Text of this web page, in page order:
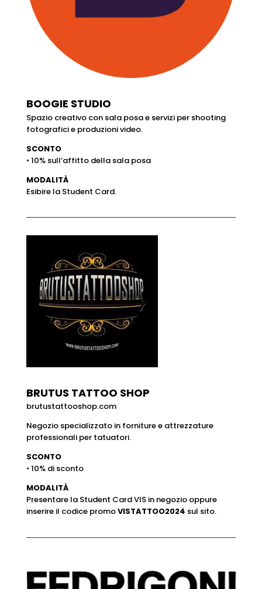
BOOGIE STUDIO
Spazio creativo con sala posa e servizi per shooting
fotografici e produzioni video.
SCONTO
• 10% sull’affitto della sala posa
MODALITÀ
Esibire la Student Card.
BRUTUS TATTOO SHOP
brutustattooshop.com
Negozio specializzato in forniture e attrezzature
professionali per tatuatori.
SCONTO
• 10% di sconto
MODALITÀ
Presentare la Student Card VIS in negozio oppure
inserire il codice promoVISTATTOO2024 sul sito.